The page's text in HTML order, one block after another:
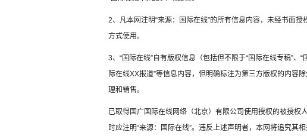
2、凡本网注明“来源：国际在线”的所有信息内容，未经书面
方式使用。
3、“国际在线”自有版权信息（包括但不限于“国际在线专稿”、“
际在线XX报道”等信息内容，但明确标注为第三方版权的内容
理和销售。
已取得国广国际在线网络（北京）有限公司使用授权的被授权
时应注明“来源：国际在线”。违反上述声明者，本网将追究其相